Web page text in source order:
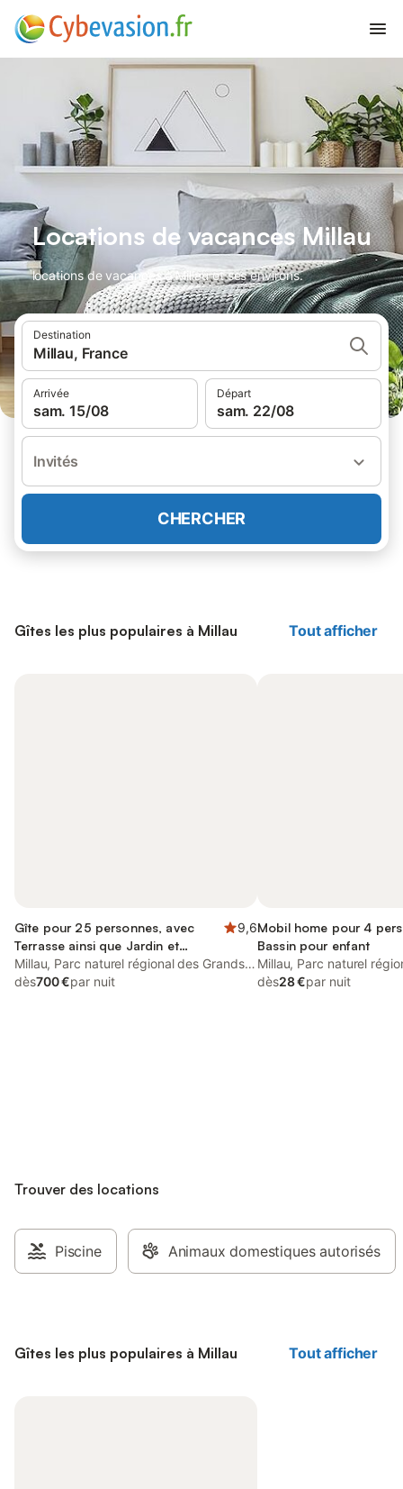
Locations de vacances Millau
locations de vacances à Millau et ses environs.
Destination
Millau, France
Arrivée
sam. 15/08
Départ
sam. 22/08
Invités
CHERCHER
Gîtes les plus populaires à Millau Tout afficher
Gîte pour 25 personnes, avec
Terrasse ainsi que Jardin et
Piscine
9,6
Millau, Parc naturel régional des Grands
Causses
dès700 €par nuit
Mobil home pour 4
Bassin pour enfant
Millau, Parc naturel
Causses
dès28 €par nuit
Trouver des locations
Piscine Animaux domestiques autorisés
Gîtes les plus populaires à Millau Tout afficher